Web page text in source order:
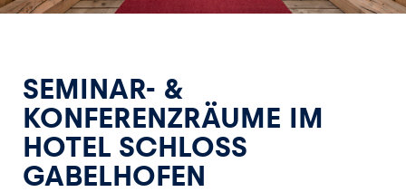
Erlebnisse
SEMINAR- &
KONFERENZRÄUME IM
HOTEL SCHLOSS
GABELHOFEN